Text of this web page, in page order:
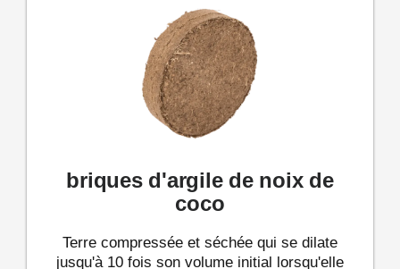
briques d'argile de noix de
coco
Terre compressée et séchée qui se dilate
jusqu'à 10 fois son volume initial lorsqu'elle